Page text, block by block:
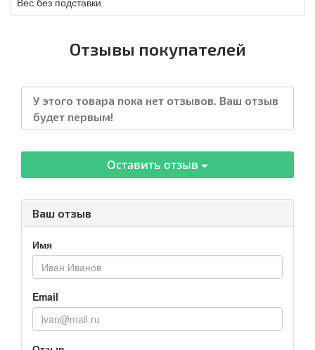
Отзывы покупателей
У этого товара пока нет отзывов. Ваш отзыв
будет первым!
Оставить отзыв
Ваш отзыв
Имя
Email